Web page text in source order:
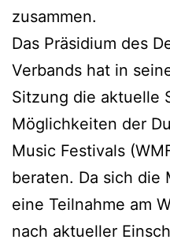
zusammen.
Das Präsidium des
Verbands hat in
Sitzung die aktuelle
Möglichkeiten der
Music Festivals
beraten. Da sich die
eine Teilnahme am
nach aktueller